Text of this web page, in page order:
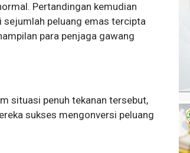
Pertandingan kemudian
sejumlah peluang emas tercipta
para penjaga gawang
situasi penuh tekanan tersebut,
sukses mengonversi peluang